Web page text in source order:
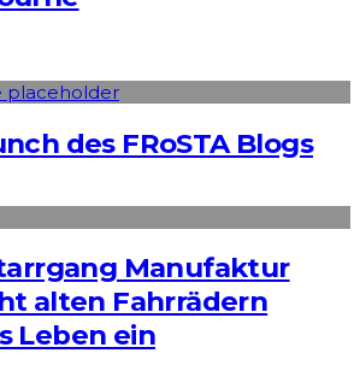
des FRoSTA Blogs
Manufaktur
alten Fahrrädern
Leben ein